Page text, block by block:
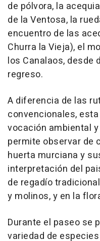
de pólvora, la
de la Ventosa, la
encuentro de las
Churra la Vieja), el
los Canalaos, desde
regreso.
A diferencia de las
convencionales,
vocación ambiental
permite observar de
huerta murciana y
interpretación del
de regadío
y molinos, y en la
Durante el paseo se
variedad de